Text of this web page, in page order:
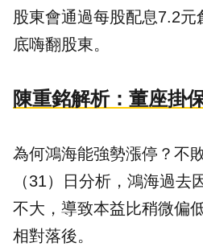
股東會通過每股配息7.2
底嗨翻股東。
陳重銘解析：董座掛
為何鴻海能強勢漲停？不
（31）日分析，鴻海過去
不大，導致本益比稍微偏
相對落後。